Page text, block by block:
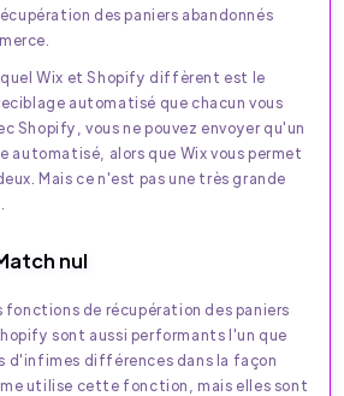
des paniers abandonnés
Wix et Shopify diffèrent est le
automatisé que chacun vous
Shopify, vous ne pouvez envoyer qu'un
automatisé, alors que Wix vous permet
Mais ce n'est pas une très grande
nul
fonctions de récupération des paniers
sont aussi performants l'un que
d'infimes différences dans la façon
utilise cette fonction, mais elles sont